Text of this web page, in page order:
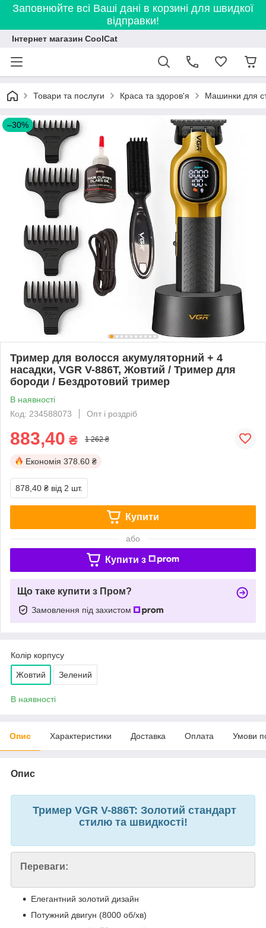
Заповнюйте всі Ваші дані в корзині для швидкої
відправки!
Інтернет магазин CoolCat
Товари та послуги Краса та здоров'я Машинки для
–30%
Тример для волосся акумуляторний + 4
насадки, VGR V-886T, Жовтий / Тример для
бороди / Бездротовий тример
В наявності
Код: 234588073
Опт і роздріб
883,40 ₴ 1 262 ₴
Економія 378.60 ₴
878,40 ₴ від 2 шт.
Купити
або
Купити з
Що таке купити з Пром?
Замовлення під захистом
Колір корпусу
Жовтий Зелений
В наявності
Опис Характеристики Доставка Оплата Умови
Опис
Тример VGR V-886T: Золотий стандарт
стилю та швидкості!
Переваги:
Елегантний золотий дизайн
Потужний двигун (8000 об/хв)